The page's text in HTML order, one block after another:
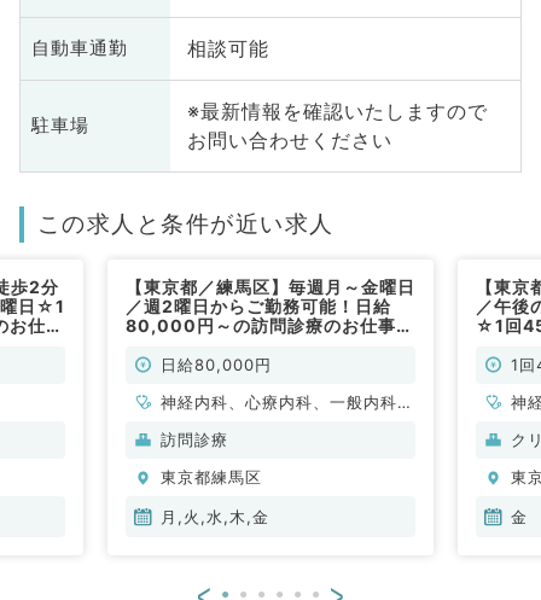
自動車通勤 相談可能
駐車場
※最新情報を確認いたしますので
お問い合わせください
この求人と条件が近い求人
歩2分
日☆1
仕事
【東京都／練馬区】毎週月～金曜日
／週2曜日からご勤務可能！日給
80,000円～の訪問診療のお仕事で
日給80,000円
神経内科、心療内科、一般内科、
循環器内科、呼吸器内科、消化器
科、老年内科、膠原病科
訪問診療
東京都練馬区
月,火,水,木,金
【東
／午後
☆1回
経内科
1
神
ク
東
金